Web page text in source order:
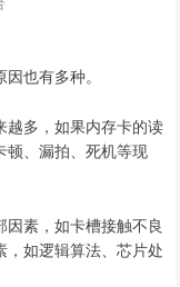
也有多种。
越多 ，如果内存卡的读
顿、漏拍、死机等现
因素 ，如卡槽接触不良
，如逻辑算法、芯片处